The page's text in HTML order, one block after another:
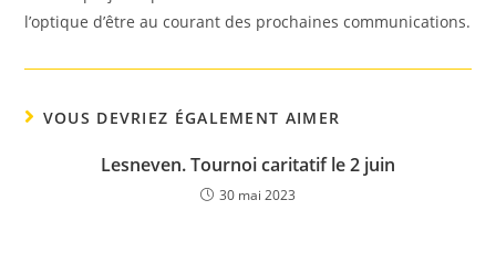
l’optique d’être au courant des prochaines communications.
VOUS DEVRIEZ ÉGALEMENT AIMER
Lesneven. Tournoi caritatif le 2 juin
30 mai 2023